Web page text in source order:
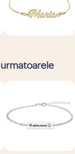
urmatoarele